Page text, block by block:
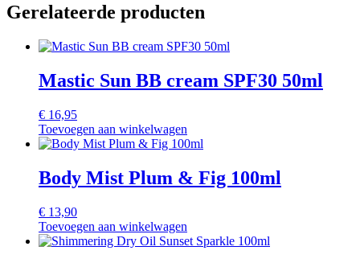
Gerelateerde producten
Mastic Sun BB cream SPF30 50ml
€ 16,95
Toevoegen aan winkelwagen
Body Mist Plum & Fig 100ml
€ 13,90
Toevoegen aan winkelwagen